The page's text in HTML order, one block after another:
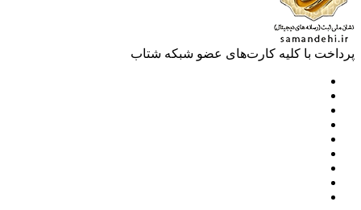
با کلیه کارت‌های عضو شبکه شتاب